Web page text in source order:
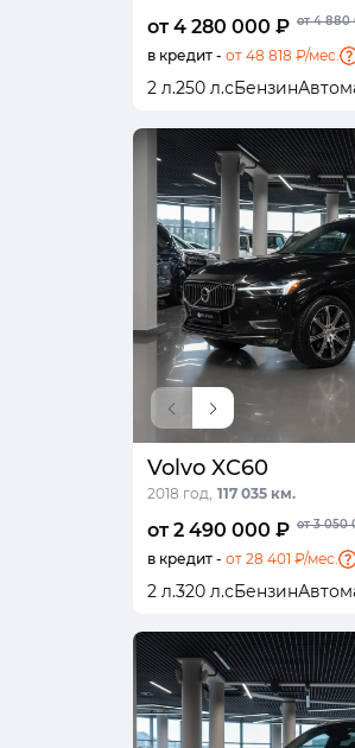
от 4 280 000 ₽ от 4
в кредит - от 48 818 ₽/мес.
2 л.250 л.сБензин
Volvo XC60
2018 год, 117 035 км.
от 2 490 000 ₽ от 3 050
в кредит - от 28 401 ₽/мес.
2 л.320 л.сБензин